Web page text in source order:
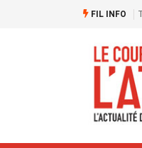
FIL INFO